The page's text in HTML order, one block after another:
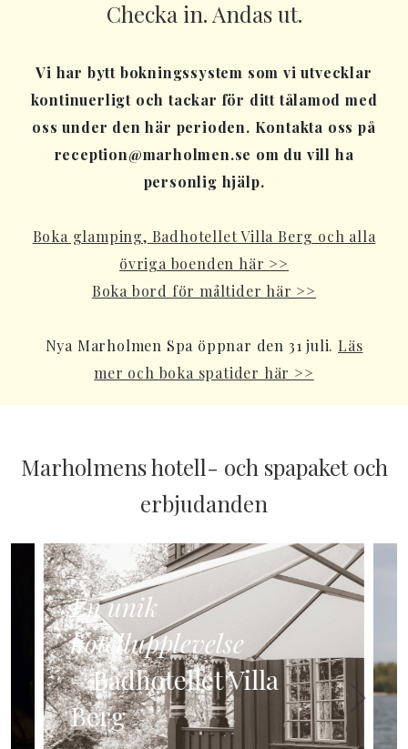
Checka in. Andas ut.
Vi har bytt bokningssystem som vi utvecklar
kontinuerligt och tackar för ditt tålamod med
oss under den här perioden. Kontakta oss på
reception@marholmen.se om du vill ha
personlig hjälp.
Boka glamping, Badhotellet Villa Berg och alla
övriga boenden här >>
Boka bord för måltider här >>
Nya Marholmen Spa öppnar den 31 juli. Läs
mer och boka spatider här >>
Marholmens hotell- och spapaket och
erbjudanden
En unik
hotellupplevelse
– Badhotellet Villa
Berg